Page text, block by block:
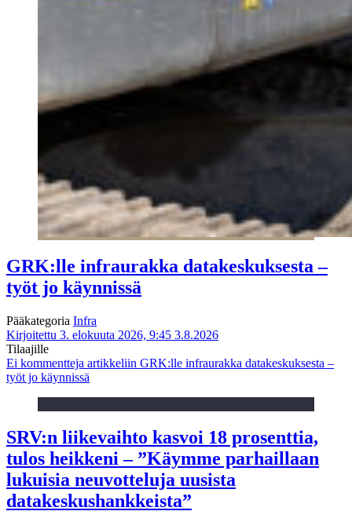
GRK:lle infraurakka datakeskuksesta –
työt jo käynnissä
Pääkategoria Infra
Kirjoitettu 3. elokuuta 2026, 9:45 3.8.2026
Tilaajille
Ei kommentteja artikkeliin GRK:lle infraurakka datakeskuksesta –
työt jo käynnissä
SRV:n liikevaihto kasvoi 18 prosenttia,
tulos heikkeni – ”Käymme parhaillaan
lukuisia neuvotteluja uusista
datakeskushankkeista”